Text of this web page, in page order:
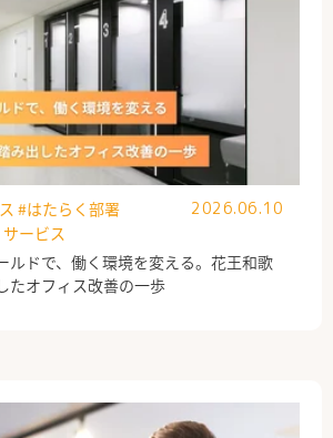
ルドで、働く環境を変える。花王和歌
たオフィス改善の一歩
#はたらく部署
ービス
2026.06.10